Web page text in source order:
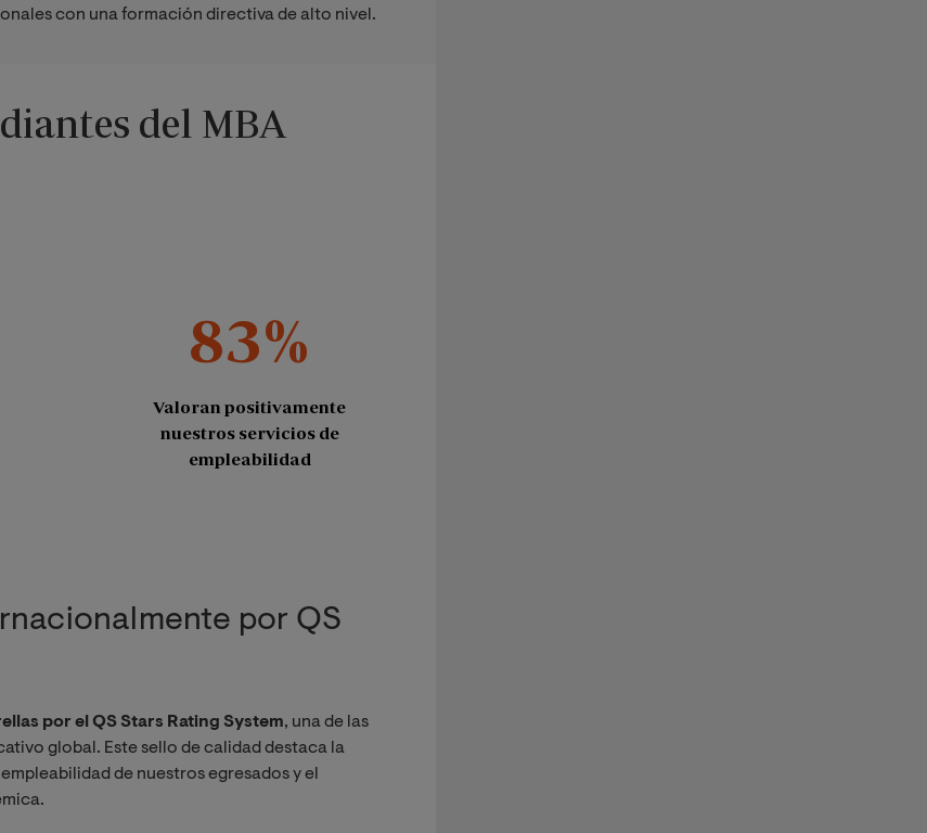
con una formación directiva de alto nivel.
del MBA
83%
Valoran positivamente
nuestros servicios de
empleabilidad
por QS
por el QS Stars Rating System, una de las
global. Este sello de calidad destaca la
de nuestros egresados y el